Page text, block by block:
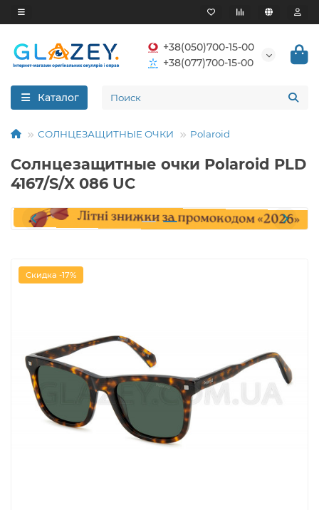
+38(050)700-15-00
+38(077)700-15-00
Каталог
СОЛНЦЕЗАЩИТНЫЕ ОЧКИ Polaroid
Солнцезащитные очки Polaroid PLD
4167/S/X 086 UC
Скидка -17%